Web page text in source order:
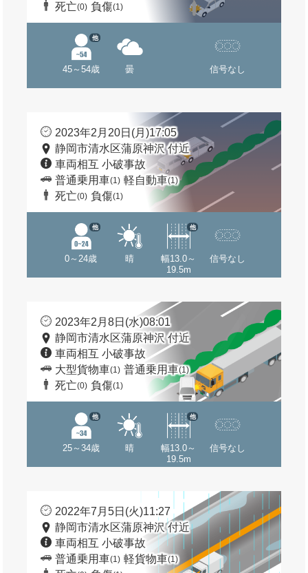
死亡(0) 負傷(1)
45～54歳
他
曇 信号なし
2023年2月20日(月)17:05
静岡市清水区蒲原神沢 付近
車両相互 小破事故
普通乗用車(1) 軽自動車(1)
死亡(0) 負傷(1)
0～24歳
他
晴
幅13.0～
19.5m
他
信号なし
2023年2月8日(水)08:01
静岡市清水区蒲原神沢 付近
車両相互 小破事故
大型貨物車(1) 普通乗用車(1)
死亡(0) 負傷(1)
25～34歳
他
晴
幅13.0～
19.5m
他
信号なし
2022年7月5日(火)11:27
静岡市清水区蒲原神沢 付近
車両相互 小破事故
普通乗用車(1) 軽貨物車(1)